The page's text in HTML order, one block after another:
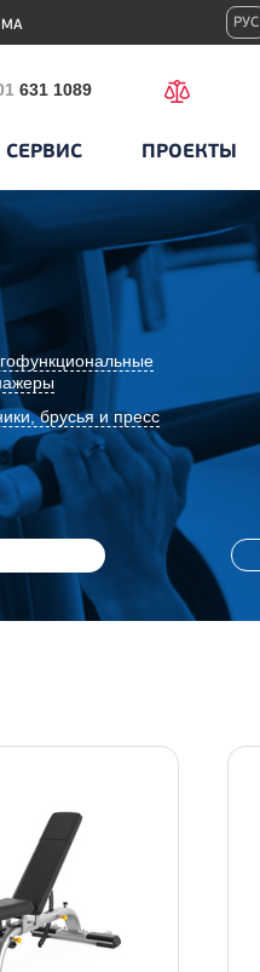
РУС
631 1089
СЕРВИС ПРОЕКТЫ
брусья и пресс